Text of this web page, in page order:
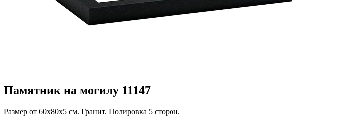
Памятник на могилу 11147
Размер от 60х80х5 см. Гранит. Полировка 5 сторон.